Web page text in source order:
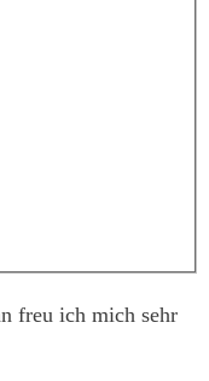
freu ich mich sehr